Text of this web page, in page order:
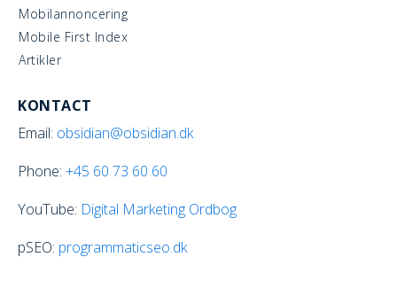
Mobilannoncering
Mobile First Index
Artikler
KONTACT
Email: obsidian@obsidian.dk
Phone: +45 60 73 60 60
YouTube: Digital Marketing Ordbog
pSEO: programmaticseo.dk